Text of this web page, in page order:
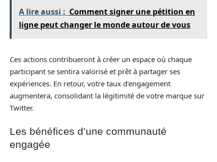
A lire aussi : Comment signer une pétition en
ligne peut changer le monde autour de vous
Ces actions contribueront à créer un espace où chaque
participant se sentira valorisé et prêt à partager ses
expériences. En retour, votre taux d’engagement
augmentera, consolidant la légitimité de votre marque sur
Twitter.
Les bénéfices d’une communauté
engagée